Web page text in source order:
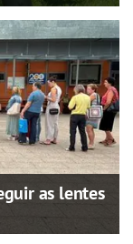
as lentes